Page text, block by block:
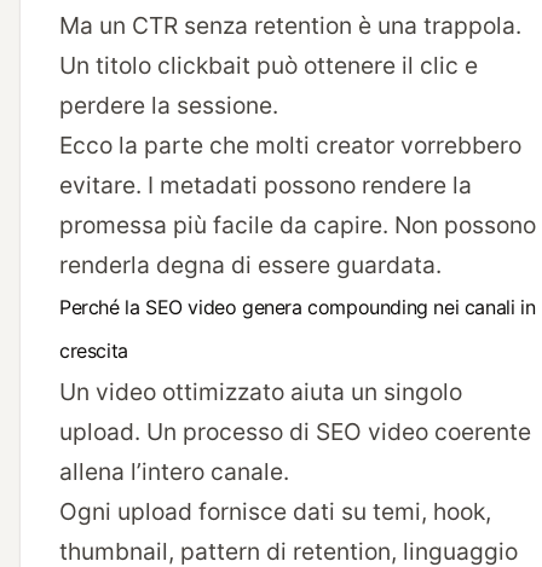
Ma un CTR senza retention è una trappola.
Un titolo clickbait può ottenere il clic e
perdere la sessione.
Ecco la parte che molti creator vorrebbero
evitare. I metadati possono rendere la
promessa più facile da capire. Non possono
renderla degna di essere guardata.
Perché la SEO video genera compounding nei canali in
crescita
Un video ottimizzato aiuta un singolo
upload. Un processo di SEO video coerente
allena l’intero canale.
Ogni upload fornisce dati su temi, hook,
thumbnail, pattern di retention, linguaggio